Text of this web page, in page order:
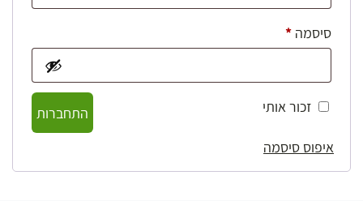
סיסמה *חובה
זכור אותי
התחברות
איפוס סיסמה